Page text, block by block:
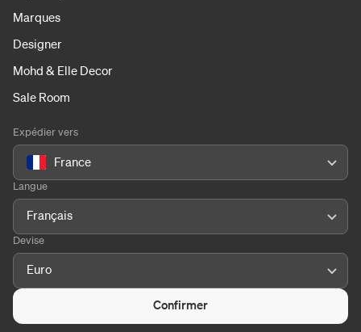
Marques
Designer
Mohd & Elle Decor
Sale Room
Expédier vers
France
Langue
Français
Devise
Euro
Confirmer